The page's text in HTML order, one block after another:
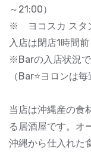
～21:00）
※ ヨコスカ スタ
入店は閉店1時間
※Barの入店状況
（Bar⭐ヨロンは
当店は沖縄産の食
る居酒屋です。オ
沖縄から仕入れた